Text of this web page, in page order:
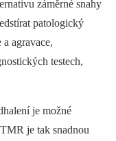
záměrné snahy
patologický
agravace,
testech,
je možné
je tak snadnou